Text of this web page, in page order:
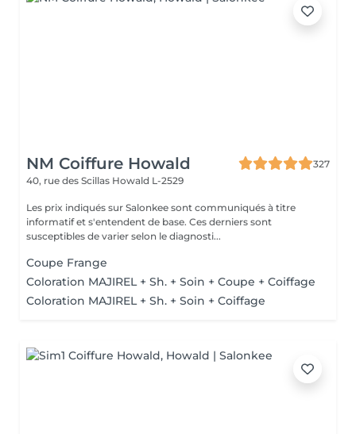
NM Coiffure Howald
327
40, rue des Scillas Howald L-2529
Les prix indiqués sur Salonkee sont communiqués à titre
informatif et s'entendent de base. Ces derniers sont
susceptibles de varier selon le diagnosti...
Coupe Frange
Coloration MAJIREL + Sh. + Soin + Coupe + Coiffage
Coloration MAJIREL + Sh. + Soin + Coiffage